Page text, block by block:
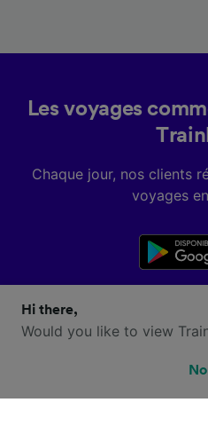
Les voyages
Chaque jour, nos clients
voyages
Hi there,
Would you like to view